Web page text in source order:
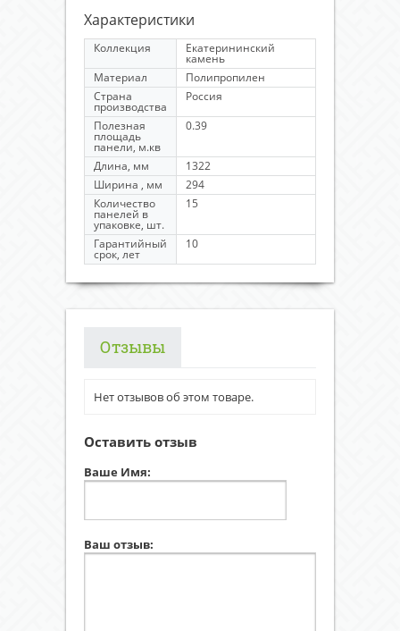
Характеристики
Коллекция Екатерининский
камень
Материал
Полипропилен
Страна
производства
Россия
Полезная
площадь
панели, м.кв
0.39
Длина, мм
1322
Ширина , мм
294
Количество
панелей в
упаковке, шт.
15
Гарантийный
срок, лет
10
Отзывы
Нет отзывов об этом товаре.
Оставить отзыв
Ваше Имя:
Ваш отзыв: